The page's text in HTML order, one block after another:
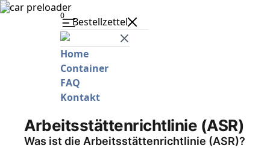
0 Bestellzettel
Home
Container
FAQ
Kontakt
Arbeitsstättenrichtlinie (ASR)
Was ist die Arbeitsstättenrichtlinie (ASR)?